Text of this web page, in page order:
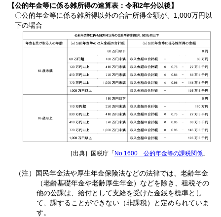
【公的年金等に係る雑所得の速算表：令和2年分以後】
〇公的年金等に係る雑所得以外の合計所得金額が、1,000万円以
下の場合
［出典］国税庁「 No.1600 公的年金等の課税関係」
（注）国民年金法や厚生年金保険法などの法律では、老齢年金
（老齢基礎年金や老齢厚生年金）などを除き、租税その
他の公課は、給付として支給を受けた金銭を標準とし
て、課することができない（非課税）と定められていま
す。